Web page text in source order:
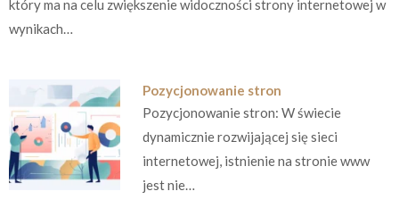
który ma na celu zwiększenie widoczności strony internetowej w
wynikach…
Pozycjonowanie stron
Pozycjonowanie stron: W świecie
dynamicznie rozwijającej się sieci
internetowej, istnienie na stronie www
jest nie…